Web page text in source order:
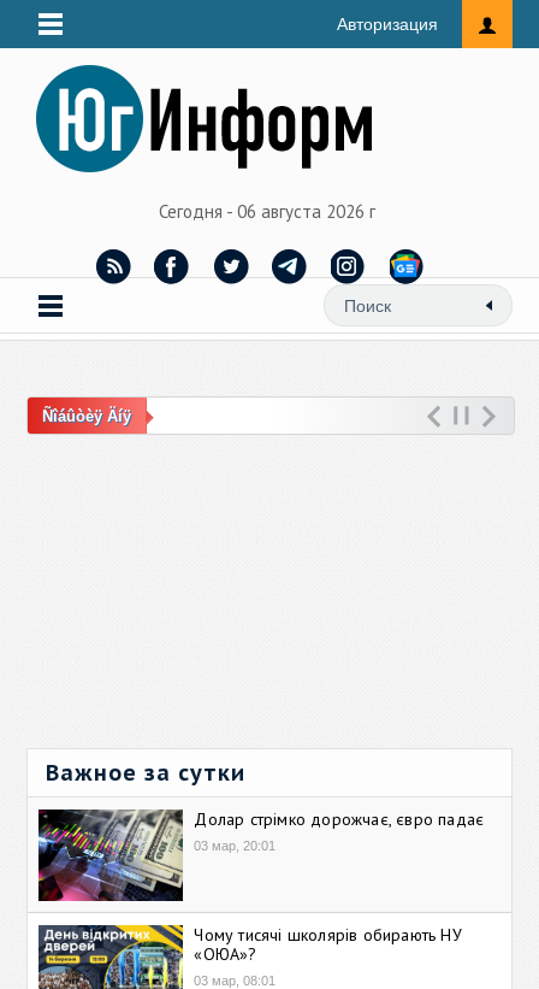
Авторизация
Сегодня - 06 августа 2026 г
Ñîáûòèÿ Äíÿ
Важное за сутки
Долар стрімко дорожчає, євро падає
03 мар, 20:01
Чому тисячі школярів обирають НУ
«ОЮА»?
03 мар, 08:01